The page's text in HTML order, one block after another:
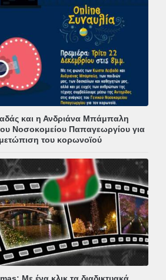
και η Ανδριάνα Μπάμπαλη
Νοσοκομείου Παπαγεωργίου για
του κορωνοϊού